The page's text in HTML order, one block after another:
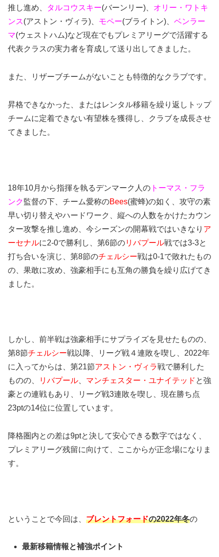
推し進め、
タルコウスキー(バーンリー)、 オリー・ワトキ
ンス(アストン・ヴィラ)、 モペー(ブライトン)、 ベンラー
マ(ウェストハム)など現在でもプレミアリーグで活躍する
代表クラスの実力者を育成して送り出してきました。
また、リザーブチームがないことも特徴的なクラブです。
昇格できなかった、またはレンタル移籍を繰り返しトップ
チームに定着できない有望株を獲得し、クラブを成長させ
てきました。
18年10月から指揮を執るデンマーク人の トーマス・フラ
ンク監督の下、チーム愛称のBees(蜜蜂)の如く、攻守の素
早い切り替えやハードワーク、縦への人数をかけたカウン
ター攻撃を推し進め、今シーズンの開幕戦ではいきなり ア
ーセナルに2-0で勝利し、第6節のリバプール戦では3-3と
打ち合いを演じ、第8節のチェルシー戦は0-1で敗れたもの
の、果敢に攻め、強豪相手にも互角の勝負を繰り広げてき
ました。
しかし、前半戦は強豪相手にサプライズを見せたものの、
第8節チェルシー戦以降、リーグ戦４連敗を喫し、2022年
に入ってからは、第21節アストン・ヴィラ戦で勝利した
ものの、
リバプール マンチェスター・ユナイテッド と強
豪との連戦もあり、リーグ戦3連敗を喫し、現在勝ち点
23ptの14位に位置しています。
降格圏内との差は9ptと決して安心できる数字ではなく、
プレミアリーグ残留に向けて、ここからが正念場になりま
す。
ということで今回は、 ブレントフォードの2022年冬の
最新移籍情報と補強ポイント